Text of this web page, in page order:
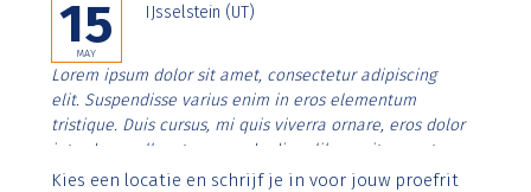
15
MAY
IJsselstein (UT)
Lorem ipsum dolor sit amet, consectetur adipiscing
elit. Suspendisse varius enim in eros elementum
tristique. Duis cursus, mi quis viverra ornare, eros dolor
interdum nulla, ut commodo diam libero vitae erat.
Aenean faucibus nibh et justo cursus id rutrum lorem
Kies een locatie en schrijf je in voor jouw proefrit